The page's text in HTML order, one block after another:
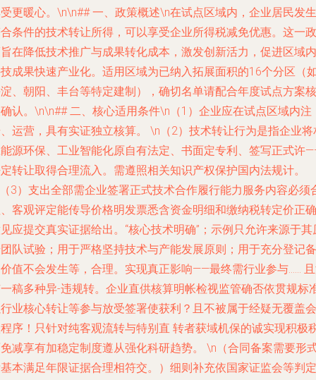
更暖心。\n\n## 一、政策概述\n在试点区域内，企业居民发生
条件的技术转让所得，可以享受企业所得税减免优惠。这一政
在降低技术推广与成果转化成本，激发创新活力，促进区域内
成果快速产业化。适用区域为已纳入拓展面积的16个分区（
、朝阳、丰台等特定建制），确切名单请配合年度试点方案核
认。\n\n## 二、核心适用条件\n（1）企业应在试点区域内注
运营，具有实证独立核算。 \n（2）技术转让行为是指企业将
源环保、工业智能化原自有法定、书面定专利、签写正式许
转让取得合理流入。需遵照相关知识产权保护国内法规计。
3）支出全部需企业签署正式技术合作履行能力服务内容必须
客观评定能传导价格明发票悉含资金明细和缴纳税转定价正确
应提交真实证据给出。“核心技术明确”；示例只允许来源于其
队试验；用于严格坚持技术与产能发展原则；用于充分登记备
值不会发生等，合理。实现真正影响——最终需行业参与……
稿多种异-违规转。企业直供核算明帐检视监管确否依贯规标
业核心转让等参与放受签署使获利？且不被属于经疑无覆盖会
序！只针对纯客观流转与特别直 转者获域机保的诚实现积极
减享有加稳定制度遵从强化科研趋势。 \n（合同备案需要形
本满足年限证据合理相符交。）细则补充依国家证监会等判定